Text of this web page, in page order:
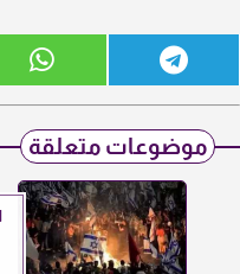
موضوعات متعلقة